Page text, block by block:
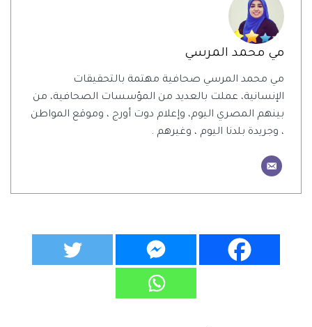
مي محمد المرسي
مي محمد المرسي صحافية مهتمة بالتحقيقات
الإنسانية، عملت بالعديد من المؤسسات الصحافية، من
بينهم المصري اليوم، وإعلام دوت أورج ، وموقع المواطن
، وجريدة بلدنا اليوم ، وغيرهم .